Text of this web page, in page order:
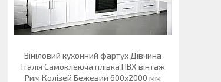
Вініловий кухонний фартух Дівчина
Італія Самоклеюча плівка ПВХ вінтаж
Рим Колізей Бежевий 600х2000 мм